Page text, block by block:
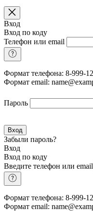
Вход
Вход по коду
Телефон или email
Формат телефона: 8-999-
Формат email:
Пароль
Вход
Забыли пароль?
Вход
Вход по коду
Введите телефон или email
Формат телефона: 8-999-
Формат email: